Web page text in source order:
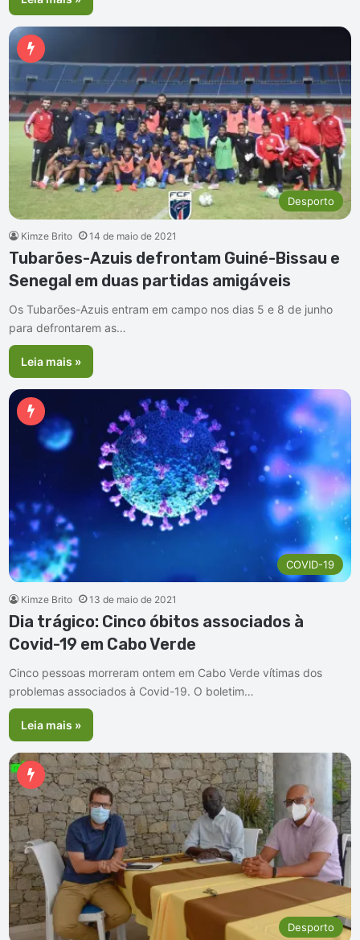
Desporto
Kimze Brito 14 de maio de 2021
Tubarões-Azuis defrontam Guiné-Bissau e
Senegal em duas partidas amigáveis
Os Tubarões-Azuis entram em campo nos dias 5 e 8 de junho
para defrontarem as…
Leia mais »
COVID-19
Kimze Brito 13 de maio de 2021
Dia trágico: Cinco óbitos associados à
Covid-19 em Cabo Verde
Cinco pessoas morreram ontem em Cabo Verde vítimas dos
problemas associados à Covid-19. O boletim…
Leia mais »
Desporto